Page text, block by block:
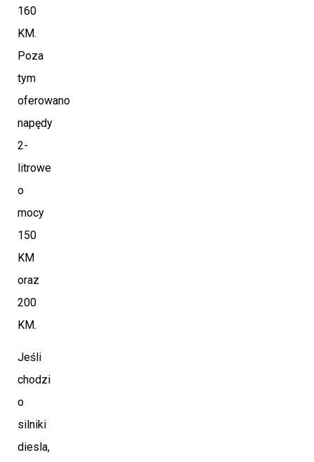
160
KM.
Poza
tym
oferowano
napędy
2-
litrowe
o
mocy
150
KM
oraz
200
KM.
Jeśli
chodzi
o
silniki
diesla,